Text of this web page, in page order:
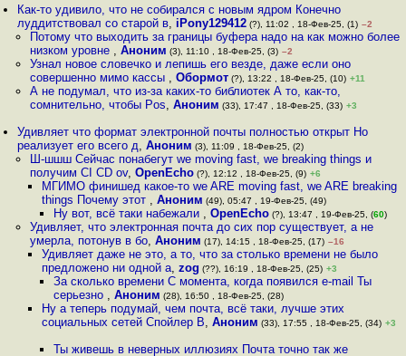
Как-то удивило, что не собирался с новым ядром Конечно
луддитствовал со старой в, iPony129412 (?), 11:02 , 18-Фев-25, (1) –2
Потому что выходить за границы буфера надо на как можно более
низком уровне , Аноним (3), 11:10 , 18-Фев-25, (3) –2
Узнал новое словечко и лепишь его везде, даже если оно
совершенно мимо кассы , Обормот(?), 13:22 , 18-Фев-25, (10) +11
А не подумал, что из-за каких-то библиотек А то, как-то,
сомнительно, чтобы Pos, Аноним (33), 17:47 , 18-Фев-25, (33) +3
Удивляет что формат электронной почты полностью открыт Но
реализует его всего д,Аноним (3), 11:09 , 18-Фев-25, (2)
Ш-шшш Сейчас понабегут we moving fast, we breaking things и
получим CI CD ov, OpenEcho(?), 12:12 , 18-Фев-25, (9) +6
МГИМО финишед какое-то we ARE moving fast, we ARE breaking
things Почему этот , Аноним (49), 05:47 , 19-Фев-25, (49)
Ну вот, всё таки набежали ,OpenEcho (?), 13:47 , 19-Фев-25, (60)
Удивляет, что электронная почта до сих пор существует, а не
умерла, потонув в бо, Аноним (17), 14:15 , 18-Фев-25, (17) –16
Удивляет даже не это, а то, что за столько времени не было
предложено ни одной а, zog (??), 16:19 , 18-Фев-25, (25) +3
За сколько времени С момента, когда появился e-mail Ты
серьезно ,Аноним (28), 16:50 , 18-Фев-25, (28)
Ну а теперь подумай, чем почта, всё таки, лучше этих
социальных сетей Спойлер В, Аноним (33), 17:55 , 18-Фев-25, (34) +3
Ты живешь в неверных иллюзиях Почта точно так же